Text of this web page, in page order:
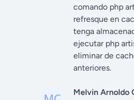
comando php
refresque en
tenga
ejecutar php
eliminar de
anteriores.
Melvin Arnoldo